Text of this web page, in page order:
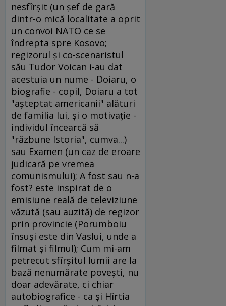
nesfîrşit (un şef de gară
dintr-o mică localitate a oprit
un convoi NATO ce se
îndrepta spre Kosovo;
regizorul şi co-scenaristul
său Tudor Voican i-au dat
acestuia un nume - Doiaru, o
biografie - copil, Doiaru a tot
"aşteptat americanii" alături
de familia lui, şi o motivaţie -
individul încearcă să
"răzbune Istoria", cumva...)
sau Examen (un caz de eroare
judicară pe vremea
comunismului); A fost sau n-a
fost? este inspirat de o
emisiune reală de televiziune
văzută (sau auzită) de regizor
prin provincie (Porumboiu
însuşi este din Vaslui, unde a
filmat şi filmul); Cum mi-am
petrecut sfîrşitul lumii are la
bază nenumărate poveşti, nu
doar adevărate, ci chiar
autobiografice - ca şi Hîrtia